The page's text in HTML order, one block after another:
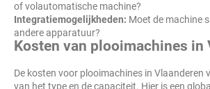
of volautomatische machine?
Integratiemogelijkheden: Moet de machine
andere apparatuur?
Kosten van plooimachines in
De kosten voor plooimachines in Vlaanderen
van het type en de capaciteit. Hier is een